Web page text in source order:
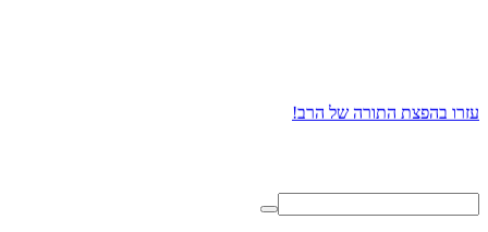
עזרו בהפצת התורה של הרב!